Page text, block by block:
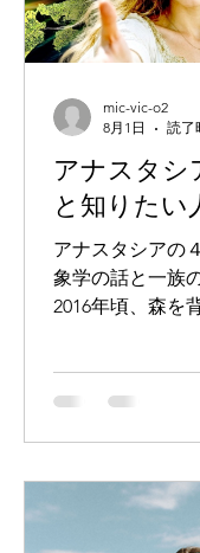
と。 そうそう、
た。 そしてさら
自分ちの池みた
いた人たちもい
んか。 あの記憶
ど、本物の記憶
当たらない程度
るようでした。
の先があるんだ
ながったところ
つの記憶が蘇っ
アナスタシ
と知りたい
アナスタシアの
象学の話と一族
2016年頃、森を
い描きました。
すっかり忘れて
れ、気がついた
屋根の家に住ん
した。 うちの庭
mic-vic-o2
8月1日
読了